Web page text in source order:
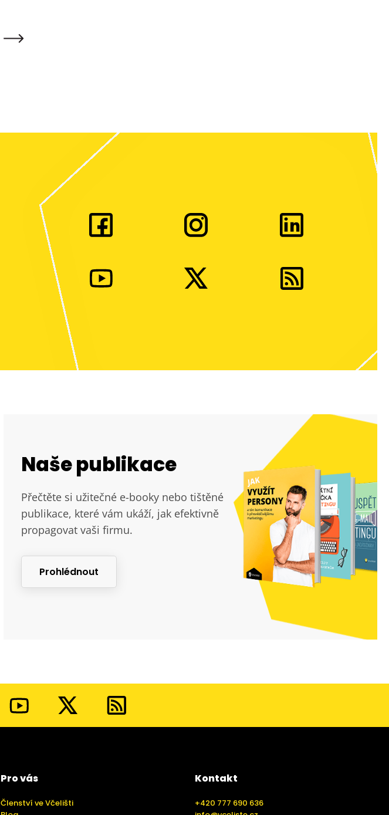
Naše publikace
Přečtěte si užitečné e-booky nebo tištěné
publikace, které vám ukáží, jak efektivně
propagovat vaši firmu.
Prohlédnout
Pro vás
Členství ve Včelišti
Kontakt
+420 777 690 636